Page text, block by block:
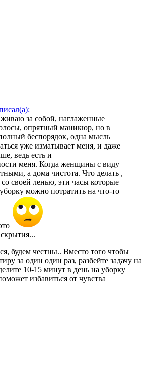
за собой, наглаженные
опрятный маникюр, но в
беспорядок, одна мысль
уже изматывает меня, и даже
ведь есть и
меня. Когда женщины с виду
а дома чистота. Что делать ,
со своей ленью, эти часы которые
можно потратить на что-то
будем честны.. Вместо того чтобы
за один один раз, разбейте задачу на
10-15 минут в день на уборку
избавиться от чувства